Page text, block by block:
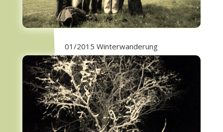
01/2015 Winterwanderung